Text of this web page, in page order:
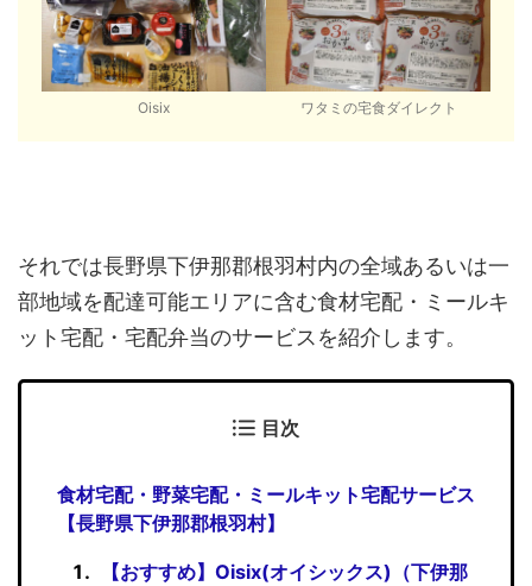
Oisix ワタミの宅食ダイレクト
それでは長野県下伊那郡根羽村内の全域あるいは一
部地域を配達可能エリアに含む食材宅配・ミールキ
ット宅配・宅配弁当のサービスを紹介します。
目次
食材宅配・野菜宅配・ミールキット宅配サービス
【長野県下伊那郡根羽村】
【おすすめ】Oisix(オイシックス)（下伊那